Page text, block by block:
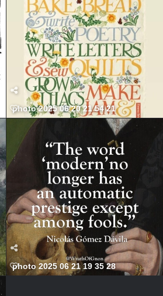
photo 2025 06 20 21 54 21
photo 2025 06 21 19 35 28